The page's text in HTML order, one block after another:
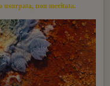
usurpata, non meritata.